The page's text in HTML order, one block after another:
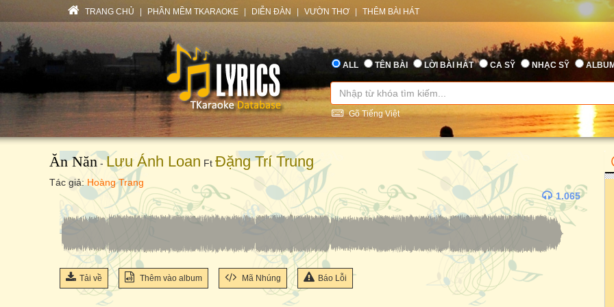
TRANG CHỦ PHẦN MỀM TKARAOKE DIỄN ĐÀN VƯỜN THƠ THÊM BÀI HÁT
ALL TÊN BÀI LỜI BÀI HÁT CA SỸ NHẠC SỸ
Gõ Tiếng Việt
Ăn Năn -Lưu Ánh Loan Ft Đặng Trí Trung
Tác giả: Hoàng Trang
1.065
Tải về Thêm vào album Mã Nhúng Báo Lỗi